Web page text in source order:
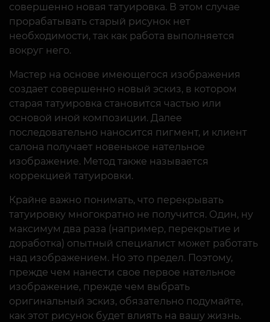
совершенно новая татуировка. В этом случае
прорабатывать старый рисунок нет
необходимости, так как работа выполняется
вокруг него.
Мастер на основе имеющегося изображения
создает совершенно новый эскиз, в котором
старая татуировка становится частью или
основой иной композиции. Далее
последовательно наносится пигмент, и клиент
салона получает новенькое нательное
изображение. Метод также называется
коррекцией татуировки.
Крайне важно понимать, что перекрывать
татуировку многократно не получится. Один, ну
максимум два раза (например, перекрытие и
доработка) опытный специалист может работать
над изображением. Но это предел. Поэтому,
прежде чем нанести свое первое нательное
изображение, прежде чем выбрать
оригинальный эскиз, обязательно подумайте,
как этот рисунок будет влиять на вашу жизнь.